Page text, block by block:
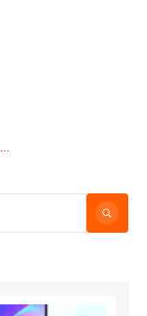
Tag: cara merekam layar hp oppo